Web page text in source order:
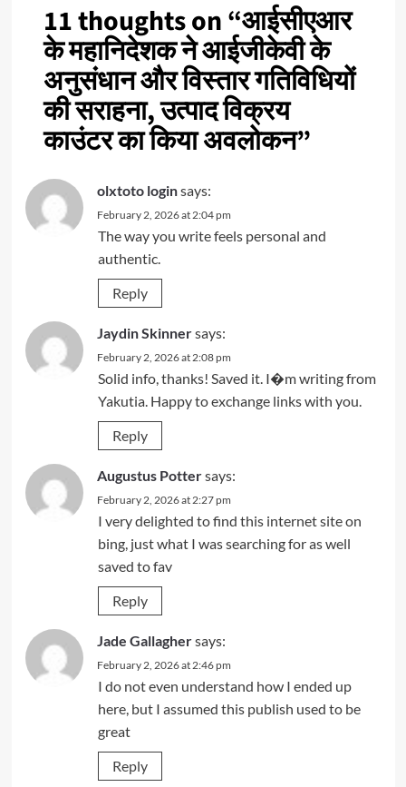
11 thoughts on “आईसीएआर
के महानिदेशक ने आईजीकेवी के
अनुसंधान और विस्तार गतिविधियों
की सराहना, उत्पाद विक्रय
काउंटर का किया अवलोकन”
olxtoto loginsays:
February 2, 2026 at 2:04 pm
The way you write feels personal and
authentic.
Reply
Jaydin Skinnersays:
February 2, 2026 at 2:08 pm
Solid info, thanks! Saved it. I�m writing from
Yakutia. Happy to exchange links with you.
Reply
Augustus Pottersays:
February 2, 2026 at 2:27 pm
I very delighted to find this internet site on
bing, just what I was searching for as well
saved to fav
Reply
Jade Gallaghersays:
February 2, 2026 at 2:46 pm
I do not even understand how I ended up
here, but I assumed this publish used to be
great
Reply